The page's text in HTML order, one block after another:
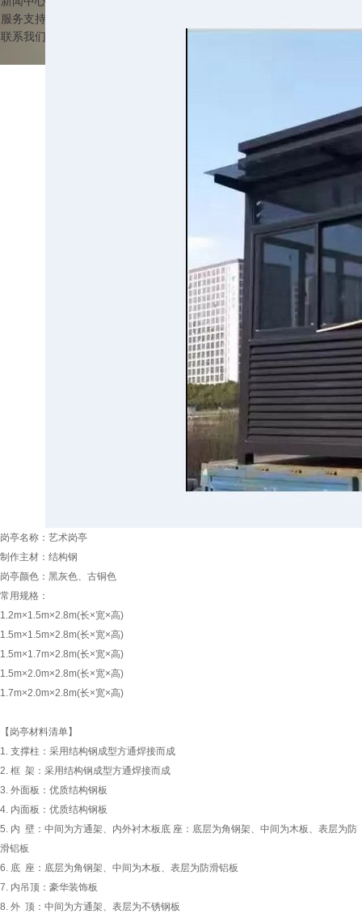
服务支持
联系我们
岗亭名称：艺术岗亭
制作主材：结构钢
岗亭颜色：黑灰色、古铜色
常用规格：
1.2m×1.5m×2.8m(长×宽×高)
1.5m×1.5m×2.8m(长×宽×高)
1.5m×1.7m×2.8m(长×宽×高)
1.5m×2.0m×2.8m(长×宽×高)
1.7m×2.0m×2.8m(长×宽×高)
【岗亭材料清单】
1. 支撑柱：采用结构钢成型方通焊接而成
2. 框 架：采用结构钢成型方通焊接而成
3. 外面板：优质结构钢板
4. 内面板：优质结构钢板
5. 内 壁：中间为方通架、内外衬木板底 座：底层为角钢架、中间为木板、表层为防
滑铝板
6. 底 座：底层为角钢架、中间为木板、表层为防滑铝板
7. 内吊顶：豪华装饰板
8. 外 顶：中间为方通架、表层为不锈钢板